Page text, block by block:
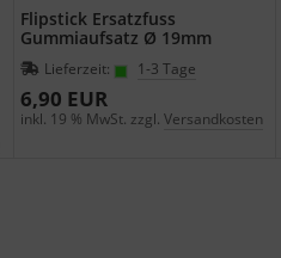
Flipstick Ersatzfuss
Gummiaufsatz Ø 19mm
Lieferzeit: 1-3 Tage
6,90 EUR
inkl. 19 % MwSt. zzgl. Versandkosten